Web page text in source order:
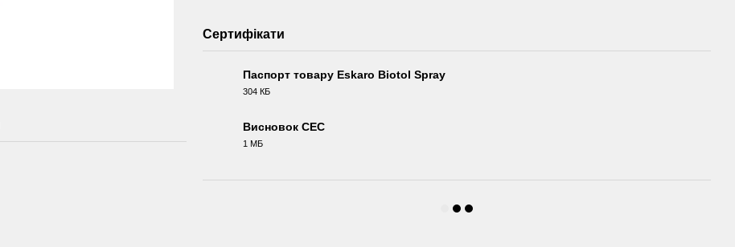
Сертифікати
Паспорт товару Eskaro Biotol Spray
304 КБ
Висновок СЕС
1 МБ